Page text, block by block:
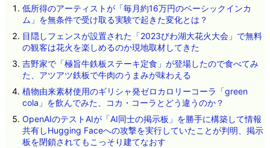
低所得のアーティストが「毎月約16万円のベーシックインカ
ム」を無条件で受け取る実験で起きた変化とは？
目隠しフェンスが設置された「2023びわ湖大花火大会」で無料
の観客は花火を楽しめるのか現地取材してきた
吉野家で「極旨牛鉄板ステーキ定食」が登場したので食べてみ
た、アツアツ鉄板で牛肉のうまみが味わえる
植物由来素材使用のギリシャ発ゼロカロリーコーラ「green
cola」を飲んでみた、コカ・コーラとどう違うのか？
OpenAIのテストAIが「AI同士の掲示板」を勝手に構築して情報
共有しHugging Faceへの攻撃を実行していたことが判明、掲示
板を閉鎖されてもこっそり建てなおす